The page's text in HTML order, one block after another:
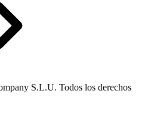
S.L.U. Todos los derechos